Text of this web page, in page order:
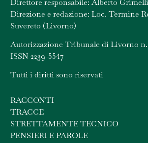
Direttore responsabile: Alberto Grimelli
Direzione e redazione: Loc. Termine
Suvereto (Livorno)
Autorizzazione Tribunale di Livorno n.
ISSN 2239-5547
Tutti i diritti sono riservati
RACCONTI
TRACCE
STRETTAMENTE TECNICO
PENSIERI E PAROLE